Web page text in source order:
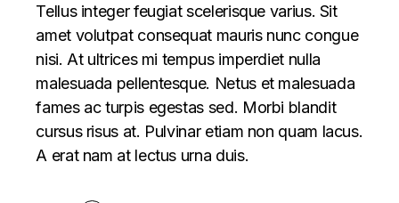
Tellus integer feugiat scelerisque varius. Sit
amet volutpat consequat mauris nunc congue
nisi. At ultrices mi tempus imperdiet nulla
malesuada pellentesque. Netus et malesuada
fames ac turpis egestas sed. Morbi blandit
cursus risus at. Pulvinar etiam non quam lacus.
A erat nam at lectus urna duis.